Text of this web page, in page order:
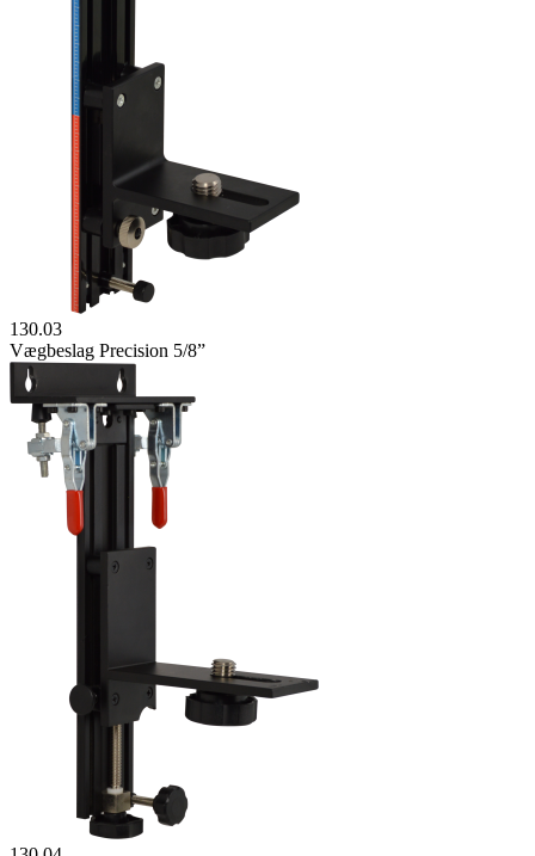
130.03
Vægbeslag Precision 5/8”